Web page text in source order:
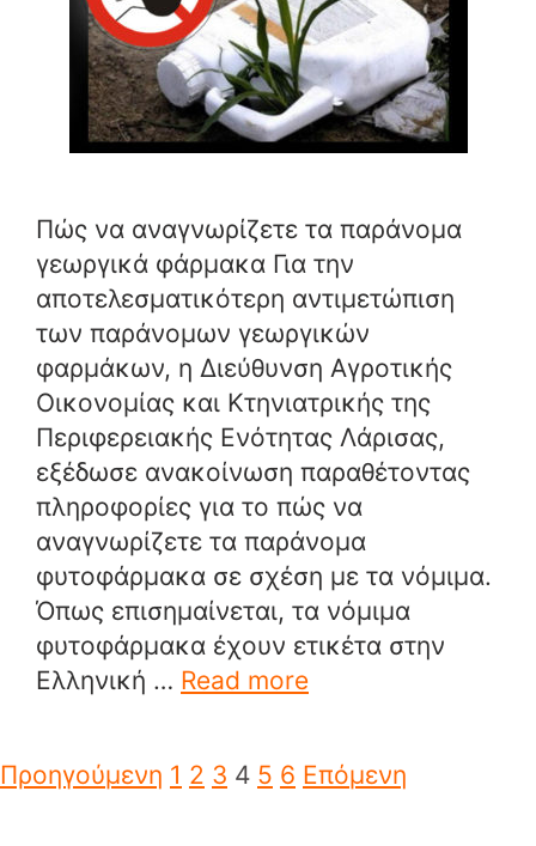
Πώς να αναγνωρίζετε τα παράνομα
γεωργικά φάρμακα Για την
αποτελεσματικότερη αντιμετώπιση
των παράνομων γεωργικών
φαρμάκων, η Διεύθυνση Αγροτικής
Οικονομίας και Κτηνιατρικής της
Περιφερειακής Ενότητας Λάρισας,
εξέδωσε ανακοίνωση παραθέτοντας
πληροφορίες για το πώς να
αναγνωρίζετε τα παράνομα
φυτοφάρμακα σε σχέση με τα νόμιμα.
Όπως επισημαίνεται, τα νόμιμα
φυτοφάρμακα έχουν ετικέτα στην
Ελληνική … Read more
Προηγούμενη 1 2 3 4 5 6 Επόμενη